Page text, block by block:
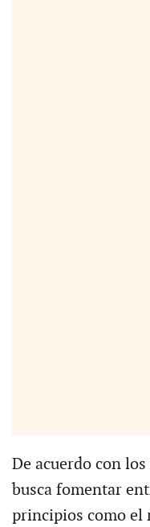
De acuerdo con
busca fomentar
principios como el